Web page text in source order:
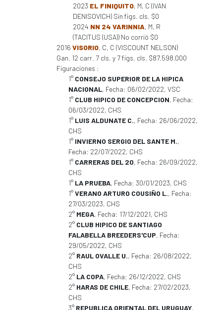
2023 EL FINIQUITO, M, C (IVAN
DENISOVICH) Sin figs. cls. $0
2024 NN 24 VARINNIA, M, R
(TACITUS (USA)) No corrió $0
2016 VISORIO, C, C (VISCOUNT NELSON)
Gan. 12 carr. 7 cls. y 7 figs. cls. $87.598.000
Figuraciones :
1° CONSEJO SUPERIOR DE LA HIPICA
NACIONAL, Fecha: 06/02/2022, VSC
1° CLUB HIPICO DE CONCEPCION, Fecha:
06/03/2022, CHS
1° LUIS ALDUNATE C., Fecha: 26/06/2022,
CHS
1° INVIERNO SERGIO DEL SANTE M.,
Fecha: 22/07/2022, CHS
1° CARRERAS DEL 20, Fecha: 26/09/2022,
CHS
1° LA PRUEBA, Fecha: 30/01/2023, CHS
1°VERANO ARTURO COUSIÑO L., Fecha:
27/03/2023, CHS
2° MEGA, Fecha: 17/12/2021, CHS
2° CLUB HIPICO DE SANTIAGO
FALABELLA BREEDERS'CUP, Fecha:
29/05/2022, CHS
2° RAUL OVALLE U., Fecha: 26/08/2022,
CHS
2° LA COPA, Fecha: 26/12/2022, CHS
2° HARAS DE CHILE, Fecha: 27/02/2023,
CHS
3° REPUBLICA ORIENTAL DEL URUGUAY,